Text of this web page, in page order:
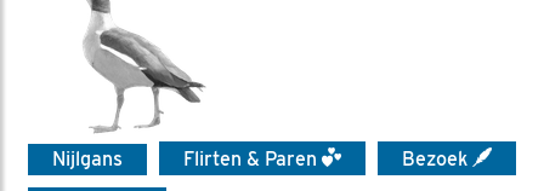
Nijlgans Flirten & Paren
Bezoek